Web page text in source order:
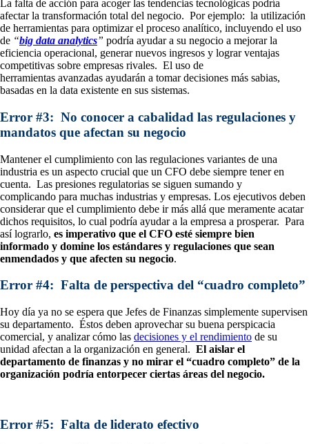
La falta de acción para acoger las tendencias tecnológicas podría
afectar la transformación total del negocio. Por ejemplo: la utilización
de herramientas para optimizar el proceso analítico, incluyendo el uso
de “big data analytics” podría ayudar a su negocio a mejorar la
eficiencia operacional, generar nuevos ingresos y lograr ventajas
competitivas sobre empresas rivales. El uso de
herramientas avanzadas ayudarán a tomar decisiones más sabias,
basadas en la data existente en sus sistemas.
Error #3: No conocer a cabalidad las regulaciones y
mandatos que afectan su negocio
Mantener el cumplimiento con las regulaciones variantes de una
industria es un aspecto crucial que un CFO debe siempre tener en
cuenta. Las presiones regulatorias se siguen sumando y
complicando para muchas industrias y empresas. Los ejecutivos deben
considerar que el cumplimiento debe ir más allá que meramente acatar
dichos requisitos, lo cual podría ayudar a la empresa a prosperar. Para
así lograrlo, es imperativo que el CFO esté siempre bien
informado y domine los estándares y regulaciones que sean
enmendados y que afecten su negocio.
Error #4: Falta de perspectiva del “cuadro completo”
Hoy día ya no se espera que Jefes de Finanzas simplemente supervisen
su departamento. Éstos deben aprovechar su buena perspicacia
comercial, y analizar cómo las decisiones y el rendimiento de su
unidad afectan a la organización en general. El aislar el
departamento de finanzas y no mirar el “cuadro completo” de la
organización podría entorpecer ciertas áreas del negocio.
Error #5: Falta de liderato efectivo